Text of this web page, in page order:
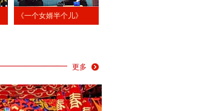
《一个女婿半个儿》
更多